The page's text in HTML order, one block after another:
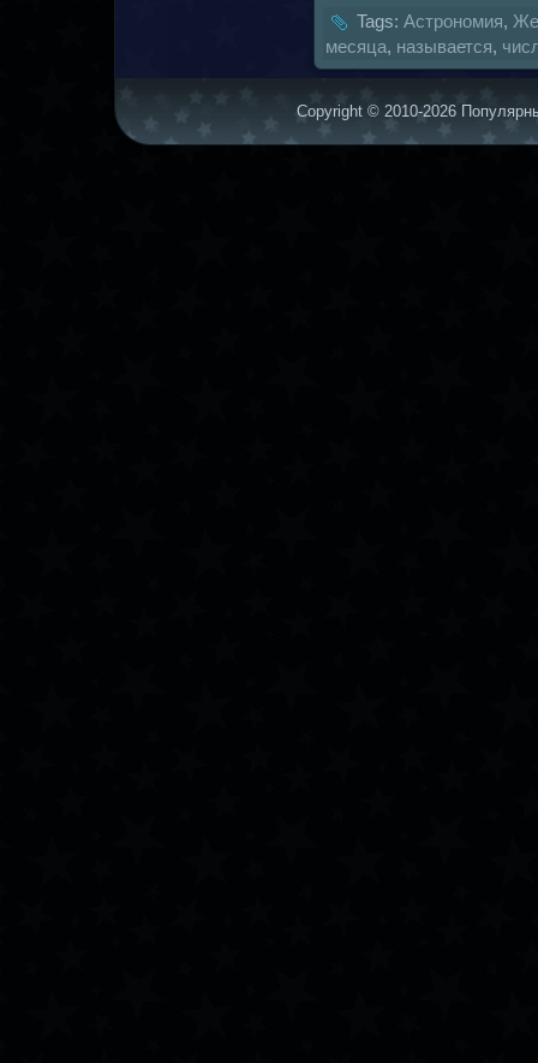
Tags: Астрономия,
месяца, нaзывается,
Copyright © 2010-2026